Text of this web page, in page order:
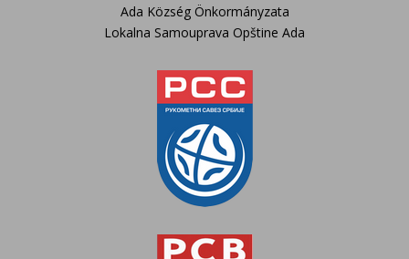
Ada Község Önkormányzata
Lokalna Samouprava Opštine Ada